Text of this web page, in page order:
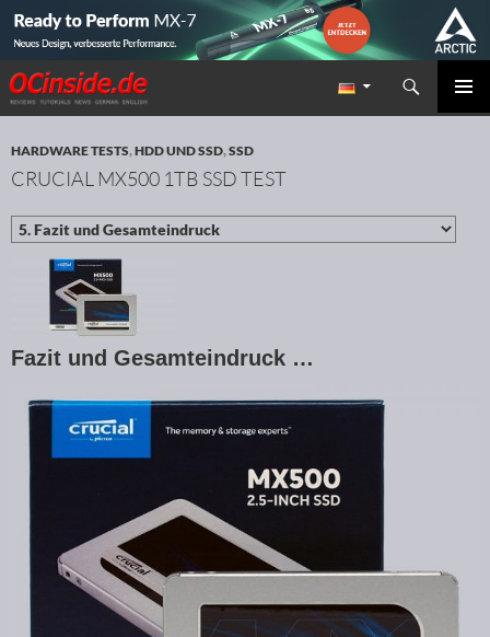
Redaktion ocinside.de PC Hardware Portal
Suchen
ZUM INHALT SPRINGEN
HARDWARE TESTS,HDD UND SSD,SSD
CRUCIAL MX500 1TB SSD TEST
Fazit und Gesamteindruck …